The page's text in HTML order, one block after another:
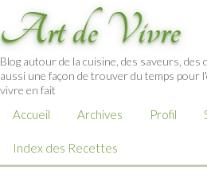
Art de Vivre
Blog autour de la cuisine, des saveurs,
aussi une façon de trouver du temps pour
vivre en fait
Accueil Archives Profil
Index des Recettes